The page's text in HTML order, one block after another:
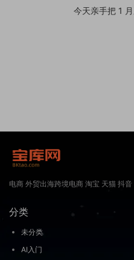
今天亲手把 1
电商 外贸出海跨境电商 淘宝 天猫 抖
分类
未分类
AI入门